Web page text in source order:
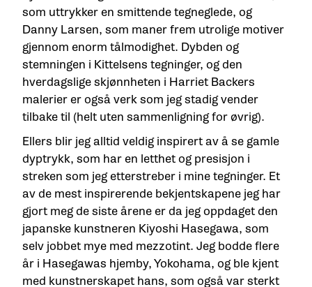
som uttrykker en smittende tegneglede, og
Danny Larsen, som maner frem utrolige motiver
gjennom enorm tålmodighet. Dybden og
stemningen i Kittelsens tegninger, og den
hverdagslige skjønnheten i Harriet Backers
malerier er også verk som jeg stadig vender
tilbake til (helt uten sammenligning for øvrig).
Ellers blir jeg alltid veldig inspirert av å se gamle
dyptrykk, som har en letthet og presisjon i
streken som jeg etterstreber i mine tegninger. Et
av de mest inspirerende bekjentskapene jeg har
gjort meg de siste årene er da jeg oppdaget den
japanske kunstneren Kiyoshi Hasegawa, som
selv jobbet mye med mezzotint. Jeg bodde flere
år i Hasegawas hjemby, Yokohama, og ble kjent
med kunstnerskapet hans, som også var sterkt